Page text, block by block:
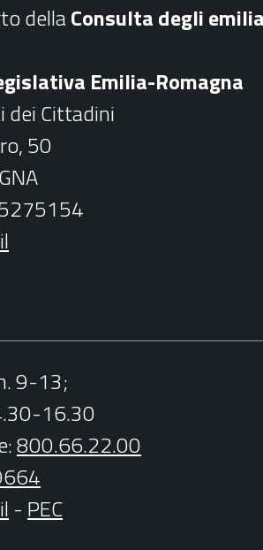
dellaConsulta degli
Emilia-Romagna
dei Cittadini
50
9-13;
16.30
800.66.22.00
- PEC